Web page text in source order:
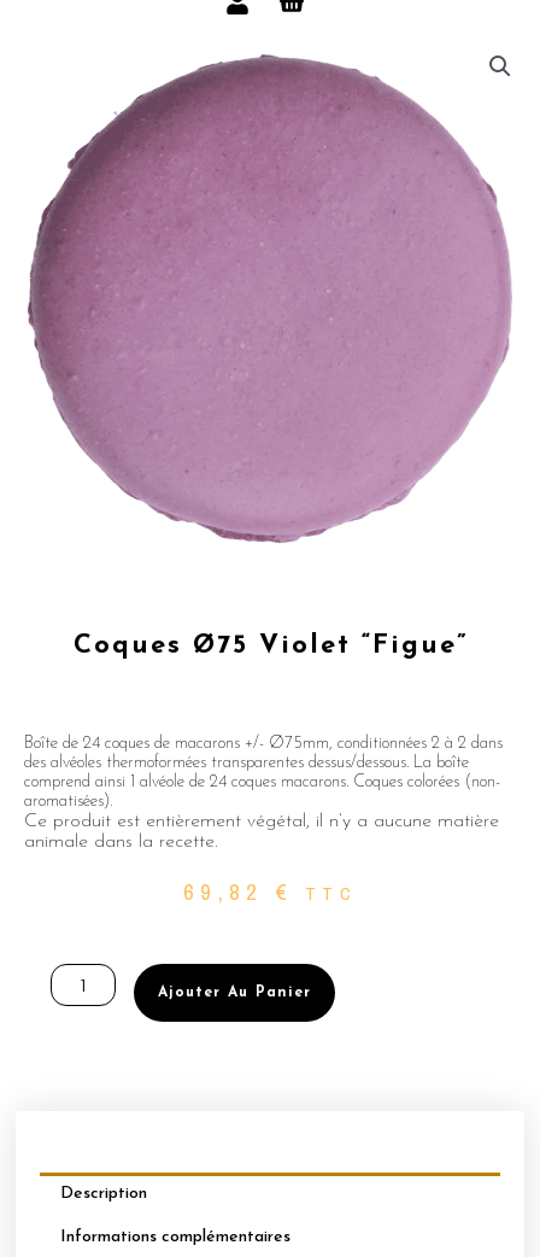
Coques Ø75 Violet “figue”
Boîte de 24 coques de macarons +/- Ø75mm, conditionnées 2 à 2 dans
des alvéoles thermoformées transparentes dessus/dessous. La boîte
comprend ainsi 1 alvéole de 24 coques macarons. Coques colorées (non-
aromatisées).
Ce produit est entièrement végétal, il n’y a aucune matière
animale dans la recette.
69,82 € TTC
de
Coques
Ajouter Au Panier
Description
Informations complémentaires